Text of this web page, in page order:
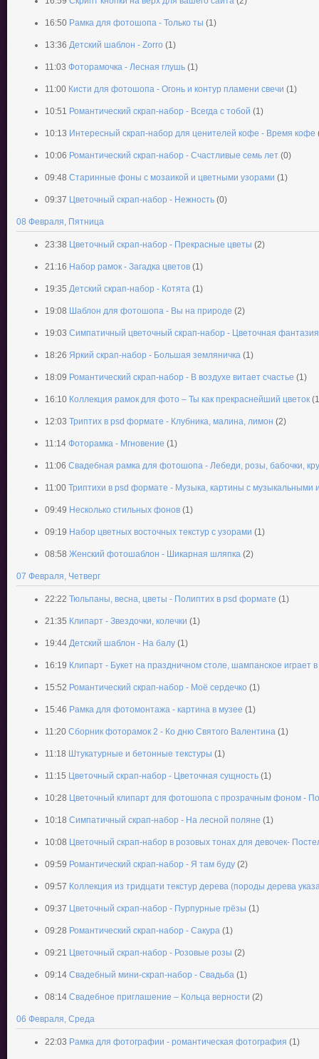
16:50 Рамка для фотошопа - Только ты (1)
13:36 Детский шаблон - Zorro (1)
11:03 Фоторамочка - Лесная глушь (1)
11:00 Кисти для фотошопа - Огонь и контур пламени свечи (1)
10:51 Романтический скрап-набор - Всегда с тобой (1)
10:13 Интересный скрап-набор для ценителей кофе - Время кофе
10:06 Романтический скрап-набор - Счастливые семь лет (0)
09:48 Старинные фоны с мозаикой и цветными узорами (1)
09:37 Цветочный скрап-набор - Нежность (0)
08 Февраля, Пятница
23:38 Цветочный скрап-набор - Прекрасные цветы (2)
21:16 Набор рамок - Загадка цветов (1)
19:35 Детский скрап-набор - Котята (1)
19:08 Шаблон для фотошопа - Вы на природе (2)
19:03 Симпатичный цветочный скрап-набор - Цветочная фантазия
18:26 Яркий скрап-набор - Большая земляничка (1)
18:09 Романтический скрап-набор - В воздухе витает счастье (1)
16:10 Коллекция рамок для фото – Ты как прекраснейший цветок
12:03 Триптих в psd формате - Клубника, малина, лимон (2)
11:14 Фоторамка - Мгновение (1)
11:06 Свадебная рамка для фотошопа - Лебеди, розы, бабочки,
11:00 Триптихи в psd формате - Музыка, картины с музыкальными
09:49 Несколько стильных фонов (1)
09:19 Набор цветных восточных текстур с узорами (1)
08:58 Женский фотошаблон - Шикарная шляпка (2)
07 Февраля, Четверг
22:22 Тюльпаны, весна, цветы - Полиптих в psd формате (1)
21:35 Клипарт - Звездочки, колечки (1)
19:44 Детский шаблон - На балу (1)
16:19 Клипарт - Букет на праздничном столе, шампанское играет в
15:52 Романтический скрап-набор - Моё сердечко (1)
15:46 Рамка для фотомонтажа - картина в музее (1)
11:20 Сборник фоторамок 2 - Ко дню Святого Валентина (1)
11:18 Штукатурные и бетонные текстуры (1)
11:15 Цветочный скрап-набор - Цветочная сущность (1)
10:28 Цветочный клипарт для фотошопа с прозрачным фоном -
10:18 Симпатичный скрап-набор - На лесной поляне (1)
10:08 Цветочный скрап-набор в розовых тонах для девочек-
09:59 Романтический скрап-набор - Я там буду (2)
09:57 Коллекция из тридцати текстур дерева (породы дерева
09:37 Цветочный скрап-набор - Пурпурные грёзы (1)
09:28 Романтический скрап-набор - Сакура (1)
09:21 Цветочный скрап-набор - Розовые розы (2)
09:14 Свадебный мини-скрап-набор - Свадьба (1)
08:14 Свадебное приглашение – Кольца верности (2)
06 Февраля, Среда
22:03 Рамка для фотографии - романтическая фотография (1)